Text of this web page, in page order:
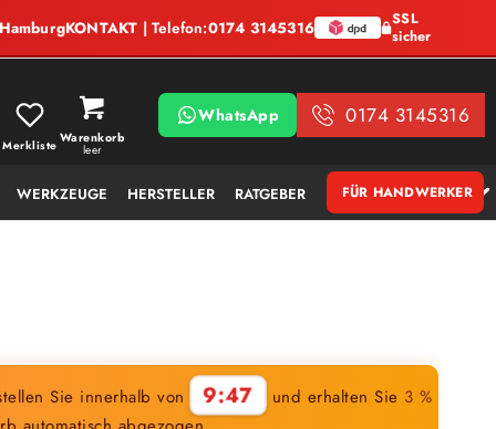
KONTAKT | Telefon:0174 3145316
SSL
sicher
Warenkorb
leer
Merkliste
WhatsApp 0174 3145316
WERKZEUGE HERSTELLER RATGEBER FÜR HANDWERKER
Sie innerhalb von 9:46 und erhalten Sie 3 %